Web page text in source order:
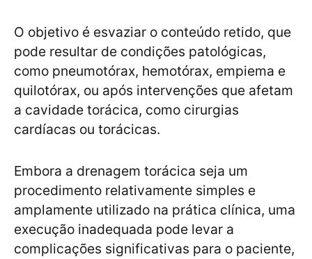
O objetivo é esvaziar o conteúdo retido, que
pode resultar de condições patológicas,
como pneumotórax, hemotórax, empiema e
quilotórax, ou após intervenções que afetam
a cavidade torácica, como cirurgias
cardíacas ou torácicas.
Embora a drenagem torácica seja um
procedimento relativamente simples e
amplamente utilizado na prática clínica, uma
execução inadequada pode levar a
complicações significativas para o paciente,